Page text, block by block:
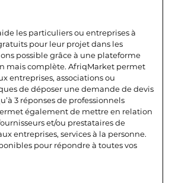
les particuliers ou entreprises à
pour leur projet dans les
possible grâce à une plateforme
mais complète. AfriqMarket permet
entreprises, associations ou
de déposer une demande de devis
3 réponses de professionnels
également de mettre en relation
et/ou prestataires de
entreprises, services à la personne.
pour répondre à toutes vos